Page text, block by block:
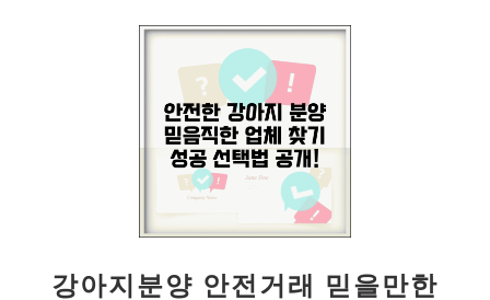
강아지분양 안전거래 믿을만한